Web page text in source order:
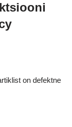
on defektne